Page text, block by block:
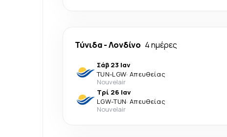
Τύνιδα-Λονδίνο 4 ημέρες
Σάβ 23 Ιαν
TUN-LGW· Απευθείας
Nouvelair
Τρί 26 Ιαν
LGW-TUN· Απευθείας
Nouvelair